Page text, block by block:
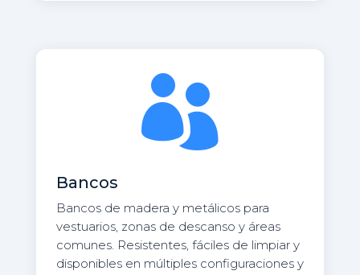

Bancos
Bancos de madera y metálicos para
vestuarios, zonas de descanso y áreas
comunes. Resistentes, fáciles de limpiar y
disponibles en múltiples configuraciones y